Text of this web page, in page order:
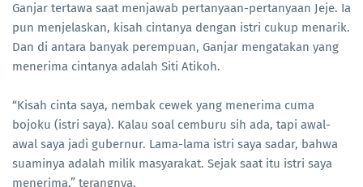
Ganjar tertawa saat menjawab pertanyaan-pertanyaan Jeje. Ia
pun menjelaskan, kisah cintanya dengan istri cukup menarik.
Dan di antara banyak perempuan, Ganjar mengatakan yang
menerima cintanya adalah Siti Atikoh.
“Kisah cinta saya, nembak cewek yang menerima cuma
bojoku (istri saya). Kalau soal cemburu sih ada, tapi awal-
awal saya jadi gubernur. Lama-lama istri saya sadar, bahwa
suaminya adalah milik masyarakat. Sejak saat itu istri saya
menerima,” terangnya.